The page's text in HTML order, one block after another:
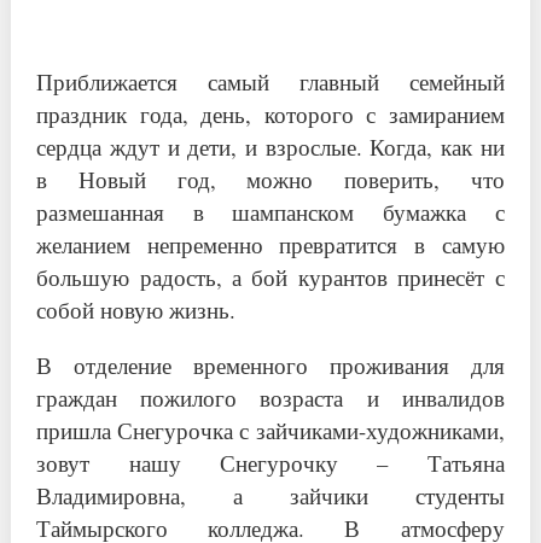
Приближается самый главный семейный
праздник года, день, которого с замиранием
сердца ждут и дети, и взрослые. Когда, как ни
в Новый год, можно поверить, что
размешанная в шампанском бумажка с
желанием непременно превратится в самую
большую радость, а бой курантов принесёт с
собой новую жизнь.
В отделение временного проживания для
граждан пожилого возраста и инвалидов
пришла Снегурочка с зайчиками-художниками,
зовут нашу Снегурочку – Татьяна
Владимировна, а зайчики студенты
Таймырского колледжа. В атмосферу